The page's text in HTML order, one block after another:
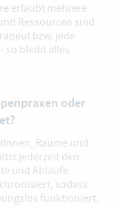
erlaubt mehrere
Ressourcen sind
bzw. jede
so bleibt alles
oder
Räume und
jederzeit den
und Abläufe
sodass
funktioniert.